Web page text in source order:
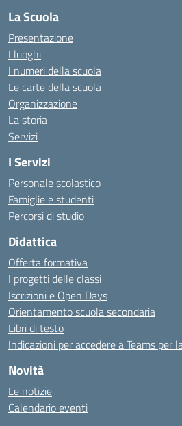
La Scuola
Presentazione
I luoghi
I numeri della scuola
Le carte della scuola
Organizzazione
La storia
Servizi
I Servizi
Personale scolastico
Famiglie e studenti
Percorsi di studio
Didattica
Offerta formativa
I progetti delle classi
Iscrizioni e Open Days
Orientamento scuola secondaria
Libri di testo
Indicazioni per accedere a Teams per
Novità
Le notizie
Calendario eventi